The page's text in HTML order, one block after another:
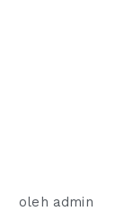
oleh admin